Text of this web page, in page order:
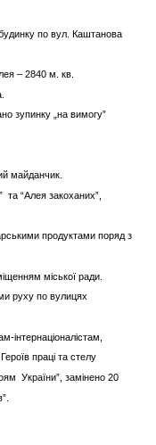
по вул. Каштанова
– 2840 м. кв.
зупинку „на вимогу”
майданчик.
“Алея закоханих”,
продуктами поряд з
міської ради.
руху по вулицях
інтернаціоналістам,
праці та стелу
України”, замінено 20